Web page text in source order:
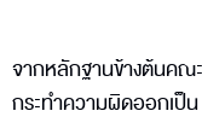
จากหลักฐานข้างต้นค
กระทำความผิดออกเป็